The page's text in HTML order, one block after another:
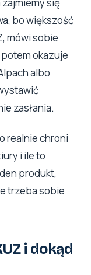
bo większość
mówi sobie
potem okazuje
albo
zasłania.
realnie chroni
i ile to
produkt,
trzeba sobie
i dokąd